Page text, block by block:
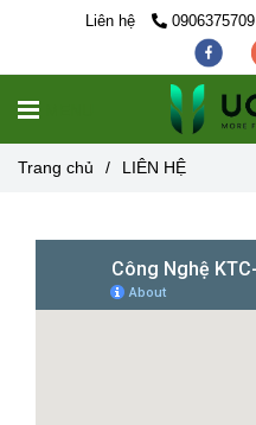
Liên hệ 0906375709
Trang chủ / LIÊN HỆ